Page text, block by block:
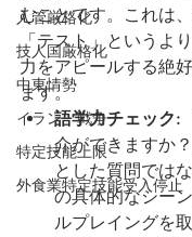
入管厳格化
技人国厳格化
中東情勢
イラン 戦争
特定技能上限
外食業特定技能受入停止
むことです。これは
「テスト」というよ
力をアピールする絶
ます。
語学力チェック:
介ができますか
とした質問では
の具体的なシー
ルプレイングを